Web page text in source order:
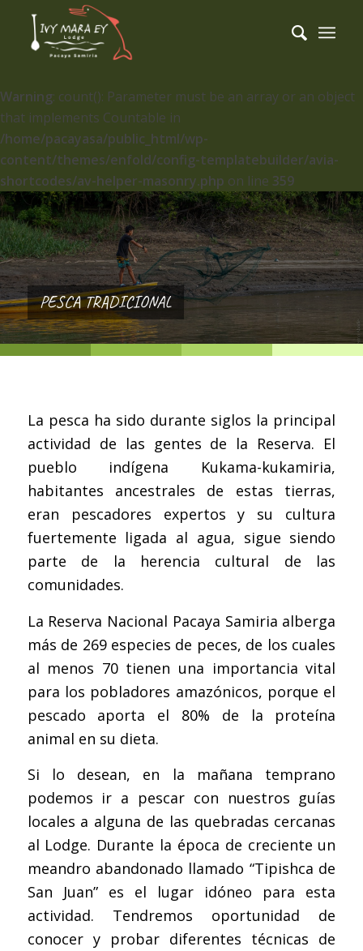
Warning: count(): Parameter must be an array or an object
that implements Countable in
/home/pacayasa/public_html/wp-
content/themes/enfold/config-templatebuilder/avia-
shortcodes/av-helper-masonry.php on line 359
PESCA TRADICIONAL
La pesca ha sido durante siglos la principal
actividad de las gentes de la Reserva. El
pueblo indígena Kukama-kukamiria,
habitantes ancestrales de estas tierras,
eran pescadores expertos y su cultura
fuertemente ligada al agua, sigue siendo
parte de la herencia cultural de las
comunidades.
La Reserva Nacional Pacaya Samiria alberga
más de 269 especies de peces, de los cuales
al menos 70 tienen una importancia vital
para los pobladores amazónicos, porque el
pescado aporta el 80% de la proteína
animal en su dieta.
Si lo desean, en la mañana temprano
podemos ir a pescar con nuestros guías
locales a alguna de las quebradas cercanas
al Lodge. Durante la época de creciente un
meandro abandonado llamado “Tipishca de
San Juan” es el lugar idóneo para esta
actividad. Tendremos oportunidad de
conocer y probar diferentes técnicas de